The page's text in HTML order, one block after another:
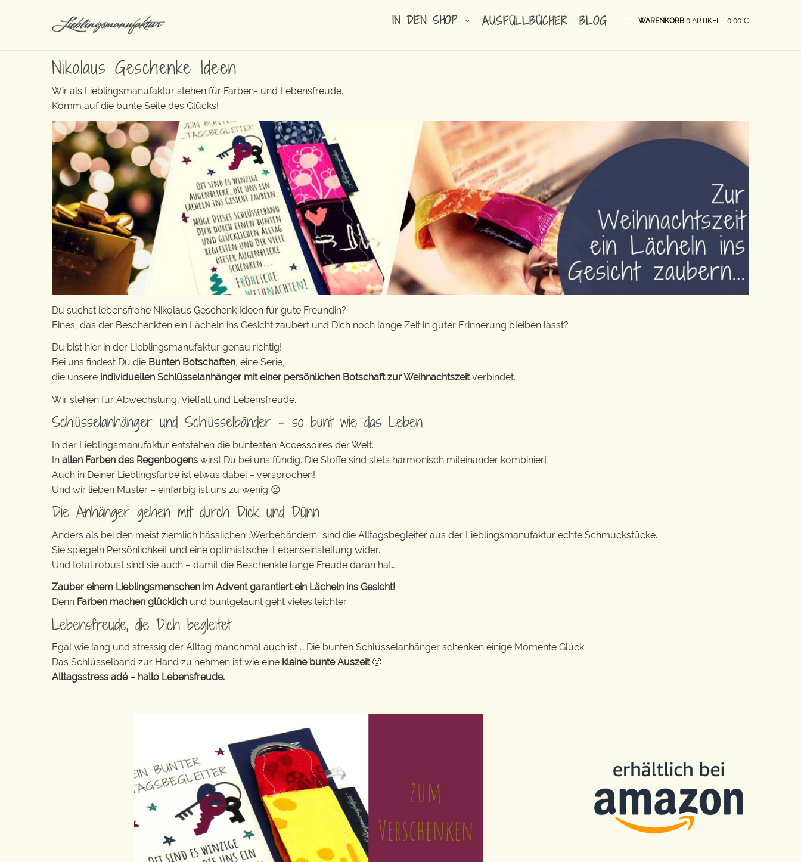
IN DEN SHOP AUSFÜLLBÜCHER BLOG WARENKORB 0 ARTIKEL - 0,00 €
Nikolaus Geschenke Ideen
Wir als Lieblingsmanufaktur stehen für Farben- und Lebensfreude.
Komm auf die bunte Seite des Glücks!
Du suchst lebensfrohe Nikolaus Geschenk Ideen für gute Freundin?
Eines, das der Beschenkten ein Lächeln ins Gesicht zaubert und Dich noch lange Zeit in guter Erinnerung bleiben lässt?
Du bist hier in der Lieblingsmanufaktur genau richtig!
Bei uns findest Du die Bunten Botschaften, eine Serie,
die unsere individuellen Schlüsselanhänger mit einer persönlichen Botschaft zur Weihnachtszeitverbindet.
Wir stehen für Abwechslung, Vielfalt und Lebensfreude.
Schlüsselanhänger und Schlüsselbänder – so bunt wie das Leben
In der Lieblingsmanufaktur entstehen die buntesten Accessoires der Welt.
In allen Farben des Regenbogens wirst Du bei uns fündig. Die Stoffe sind stets harmonisch miteinander kombiniert.
Auch in Deiner Lieblingsfarbe ist etwas dabei – versprochen!
Und wir lieben Muster – einfarbig ist uns zu wenig 😉
Die Anhänger gehen mit durch Dick und Dünn
Anders als bei den meist ziemlich hässlichen „Werbebändern“ sind die Alltagsbegleiter aus der Lieblingsmanufaktur echte Schmuckstücke.
Sie spiegeln Persönlichkeit und eine optimistische Lebenseinstellung wider.
Und total robust sind sie auch – damit die Beschenkte lange Freude daran hat…
Zauber einem Lieblingsmenschen im Advent garantiert ein Lächeln ins Gesicht!
Denn Farben machen glücklich und buntgelaunt geht vieles leichter.
Lebensfreude, die Dich begleitet
Egal wie lang und stressig der Alltag manchmal auch ist … Die bunten Schlüsselanhänger schenken einige Momente Glück.
Das Schlüsselband zur Hand zu nehmen ist wie eine kleine bunte Auszeit🙂
Alltagsstress adé – hallo Lebensfreude.